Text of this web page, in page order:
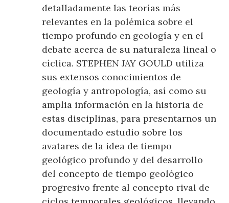
detalladamente las teorías más
relevantes en la polémica sobre el
tiempo profundo en geología y en el
debate acerca de su naturaleza lineal o
cíclica. STEPHEN JAY GOULD utiliza
sus extensos conocimientos de
geología y antropología, así como su
amplia información en la historia de
estas disciplinas, para presentarnos un
documentado estudio sobre los
avatares de la idea de tiempo
geológico profundo y del desarrollo
del concepto de tiempo geológico
progresivo frente al concepto rival de